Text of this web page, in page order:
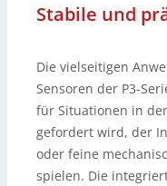
Stabile und
Die vielseitigen
Sensoren der P3-
für Situationen in
gefordert wird, der
oder feine
spielen. Die